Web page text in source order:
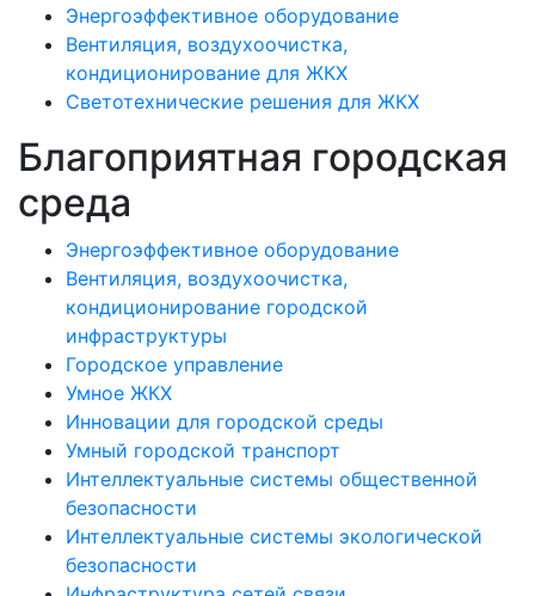
Энергоэффективное оборудование
Вентиляция, воздухоочистка,
кондиционирование для ЖКХ
Светотехнические решения для ЖКХ
Благоприятная городская
среда
Энергоэффективное оборудование
Вентиляция, воздухоочистка,
кондиционирование городской
инфраструктуры
Городское управление
Умное ЖКХ
Инновации для городской среды
Умный городской транспорт
Интеллектуальные системы общественной
безопасности
Интеллектуальные системы экологической
безопасности